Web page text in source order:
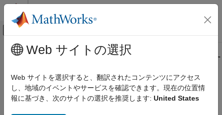
コンテンツへスキップ
オフキャンバス ナビゲーション メ
ドキュメンテーションのホーム
Simulink Coder
検証およびテスト
メインコンテンツ
プログラム実行結果のログを作成す
る
Simulink ® Coder™ソフトウェアによって生成されたプログラム
Web サイトの選択
Web サイトを選択すると、翻訳されたコンテンツにアクセス
し、地域のイベントやサービスを確認できます。現在の位置情
報に基づき、次のサイトの選択を推奨します: United States